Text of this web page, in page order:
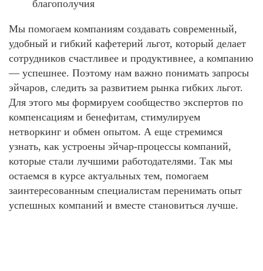
благополучия
Мы помогаем компаниям создавать современный,
удобный и гибкий кафетерий льгот, который делает
сотрудников счастливее и продуктивнее, а компанию
— успешнее. Поэтому нам важно понимать запросы
эйчаров, следить за развитием рынка гибких льгот.
Для этого мы формируем сообщество экспертов по
компенсациям и бенефитам, стимулируем
нетворкинг и обмен опытом. А еще стремимся
узнать, как устроены эйчар-процессы компаний,
которые стали лучшими работодателями. Так мы
остаемся в курсе актуальных тем, помогаем
заинтересованным специалистам перенимать опыт
успешных компаний и вместе становиться лучше.